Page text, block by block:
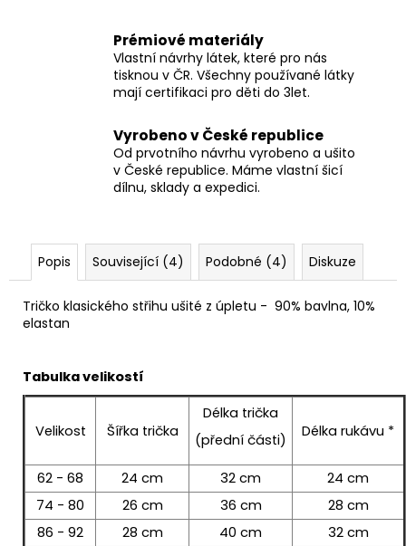
Prémiové materiály
Vlastní návrhy látek, které pro nás
tisknou v ČR. Všechny používané látky
mají certifikaci pro děti do 3let.
Vyrobeno v České republice
Od prvotního návrhu vyrobeno a ušito
v České republice. Máme vlastní šicí
dílnu, sklady a expedici.
Popis Související (4) Podobné (4) Diskuze
Tričko klasického střihu ušité z úpletu - 90% bavlna, 10%
elastan
Tabulka velikostí
Velikost Šířka trička
Délka trička
(přední části)
Délka rukávu *
62 - 68 24 cm 32 cm
24 cm
74 - 80
26 cm 36 cm
28 cm
86 - 92
28 cm 40 cm
32 cm